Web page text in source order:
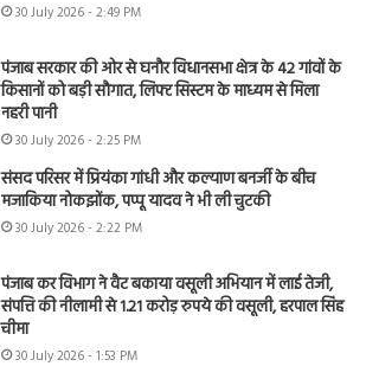
30 July 2026 - 2:49 PM
पंजाब सरकार की ओर से घनौर विधानसभा क्षेत्र के 42 गांवों के
किसानों को बड़ी सौगात, लिफ्ट सिस्टम के माध्यम से मिला
नहरी पानी
30 July 2026 - 2:25 PM
संसद परिसर में प्रियंका गांधी और कल्याण बनर्जी के बीच
मजाकिया नोकझोंक, पप्पू यादव ने भी ली चुटकी
30 July 2026 - 2:22 PM
पंजाब कर विभाग ने वैट बकाया वसूली अभियान में लाई तेजी,
संपत्ति की नीलामी से 1.21 करोड़ रुपये की वसूली, हरपाल सिंह
चीमा
30 July 2026 - 1:53 PM